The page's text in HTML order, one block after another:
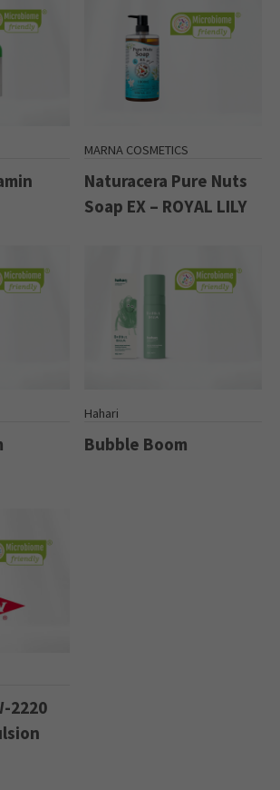
MARNA COSMETICS
Naturacera Pure Nuts
Soap EX – ROYAL LILY
Hahari
Bubble Boom
2220